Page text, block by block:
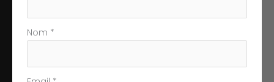
téléphone
Nom *